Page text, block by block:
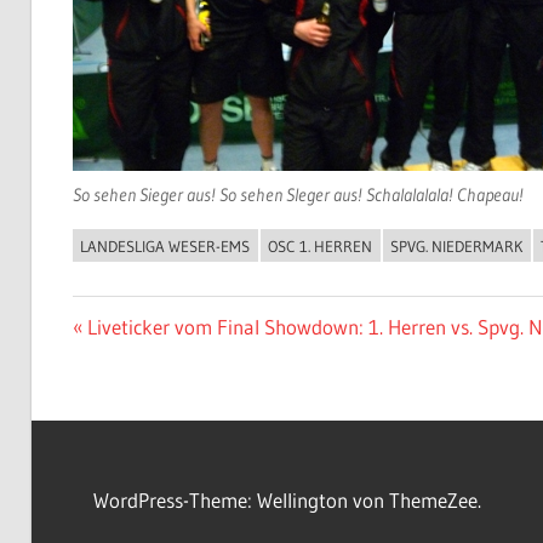
So sehen Sieger aus! So sehen SIeger aus! Schalalalala! Chapeau!
ALLGEMEIN
LANDESLIGA WESER-EMS OSC 1. HERREN SPVG. NIEDERMARK
Beitragsnavigation
Vorheriger
Liveticker vom Final Showdown: 1. Herren vs. Spvg.
WordPress-Theme: Wellington von ThemeZee.